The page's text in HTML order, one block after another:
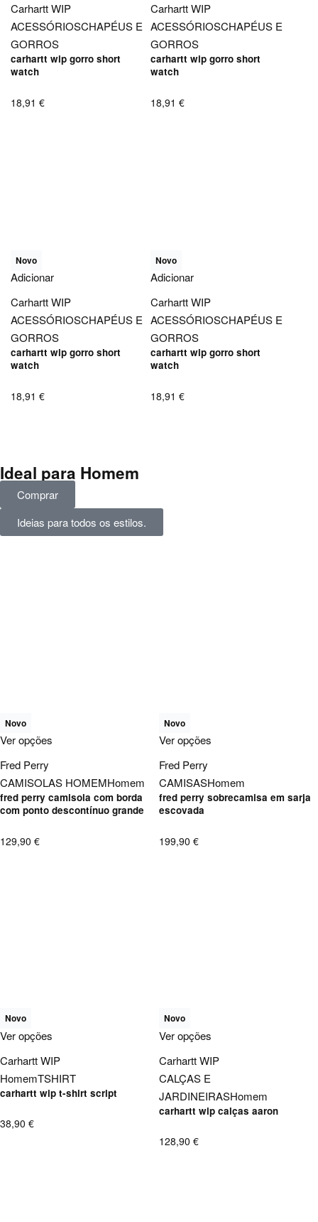
Carhartt WIP
ACESSÓRIOSCHAPÉUS E
GORROS
carhartt wip gorro short
watch
18,91 €
Carhartt WIP
ACESSÓRIOSCHAPÉUS E
GORROS
carhartt wip gorro short
watch
18,91 €
Novo
Adicionar
Carhartt WIP
ACESSÓRIOSCHAPÉUS E
GORROS
carhartt wip gorro short
watch
18,91 €
Novo
Adicionar
Carhartt WIP
ACESSÓRIOSCHAPÉUS E
GORROS
carhartt wip gorro short
watch
18,91 €
Ideal para Homem
Comprar
Ideias para todos os estilos.
Novo
Ver opções
Fred Perry
CAMISOLAS HOMEMHomem
fred perry camisola com borda
com ponto descontínuo grande
129,90 €
Novo
Ver opções
Fred Perry
CAMISASHomem
fred perry sobrecamisa em sarja
escovada
199,90 €
Novo
Ver opções
Carhartt WIP
HomemTSHIRT
carhartt wip t-shirt script
38,90 €
Novo
Ver opções
Carhartt WIP
CALÇAS E
JARDINEIRASHomem
carhartt wip calças aaron
128,90 €